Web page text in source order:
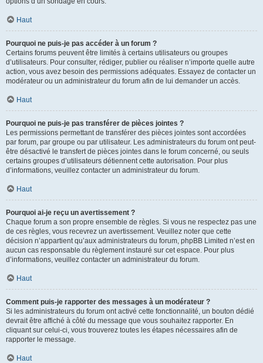
Haut
Pourquoi ne puis-je pas accéder à un forum ?
Certains forums peuvent être limités à certains utilisateurs ou groupes
d’utilisateurs. Pour consulter, rédiger, publier ou réaliser n’importe quelle autre
action, vous avez besoin des permissions adéquates. Essayez de contacter un
modérateur ou un administrateur du forum afin de lui demander un accès.
Haut
Pourquoi ne puis-je pas transférer de pièces jointes ?
Les permissions permettant de transférer des pièces jointes sont accordées
par forum, par groupe ou par utilisateur. Les administrateurs du forum ont peut-
être désactivé le transfert de pièces jointes dans le forum concerné, ou seuls
certains groupes d’utilisateurs détiennent cette autorisation. Pour plus
d’informations, veuillez contacter un administrateur du forum.
Haut
Pourquoi ai-je reçu un avertissement ?
Chaque forum a son propre ensemble de règles. Si vous ne respectez pas une
de ces règles, vous recevrez un avertissement. Veuillez noter que cette
décision n’appartient qu’aux administrateurs du forum, phpBB Limited n’est en
aucun cas responsable du règlement instauré sur cet espace. Pour plus
d’informations, veuillez contacter un administrateur du forum.
Haut
Comment puis-je rapporter des messages à un modérateur ?
Si les administrateurs du forum ont activé cette fonctionnalité, un bouton dédié
devrait être affiché à côté du message que vous souhaitez rapporter. En
cliquant sur celui-ci, vous trouverez toutes les étapes nécessaires afin de
rapporter le message.
Haut